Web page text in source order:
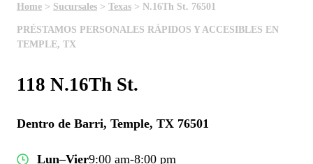
Home > Sucursales > Texas > N.16Th St. 76501
PRÉSTAMOS PERSONALES RÁPIDOS Y ACCESIBLES EN
TEMPLE, TX
118 N.16Th St.
Dentro de Barri, Temple, TX 76501
Lun–Vier9:00 am-8:00 pm